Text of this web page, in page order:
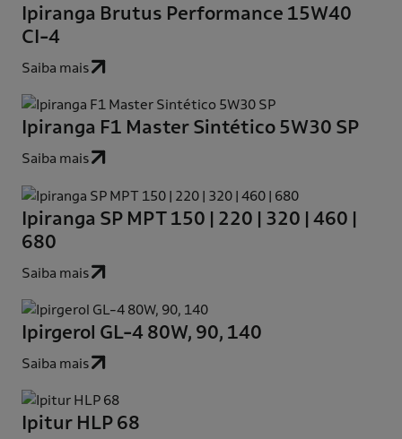
Ipiranga Brutus Performance 15W40
CI-4
Saiba mais
Ipiranga F1 Master Sintético 5W30 SP
Saiba mais
Ipiranga SP MPT 150 | 220 | 320 | 460 |
680
Saiba mais
Ipirgerol GL-4 80W, 90, 140
Saiba mais
Ipitur HLP 68